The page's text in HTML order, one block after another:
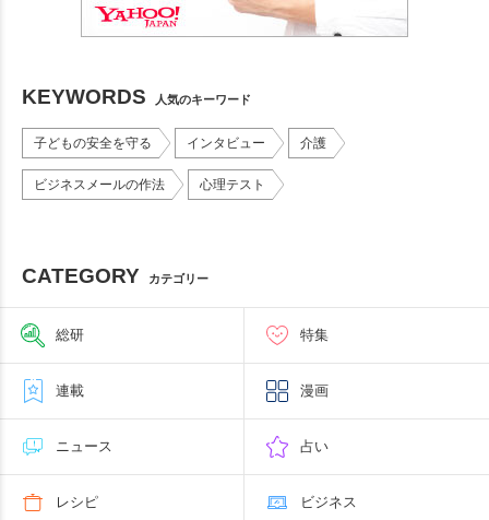
KEYWORDS 人気のキーワード
子どもの安全を守る インタビュー 介護
ビジネスメールの作法 心理テスト
CATEGORY カテゴリー
総研 特集
連載 漫画
ニュース 占い
レシピ ビジネス